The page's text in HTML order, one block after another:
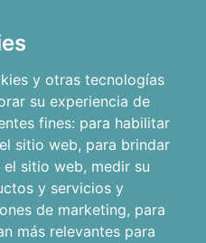
y otras tecnologías
su experiencia de
fines: para habilitar
sitio web, para brindar
el sitio web, medir su
y servicios y
de marketing, para
más relevantes para